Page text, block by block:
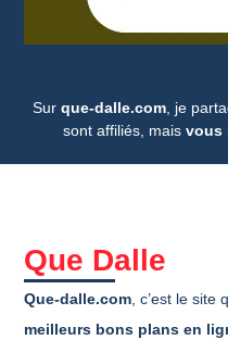
Sur que-dalle.com, je
sont affiliés, mais vous
Que Dalle
Que-dalle.com , c’est le
meilleurs bons plans en